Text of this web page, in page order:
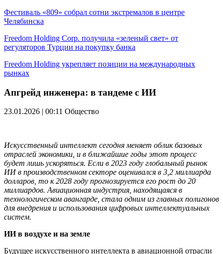
Фестиваль «809» собрал сотни экстремалов в центре
Челябинска
Freedom Holding Corp. получила «зеленый свет» от
регуляторов Турции на покупку банка
Freedom Holding укрепляет позиции на международных
рынках
Апгрейд инженера: в тандеме с ИИ
23.01.2026 | 00:11 Общество
Искусственный интеллект сегодня меняет облик базовых
отраслей экономики, и в ближайшие годы этот процесс
будет лишь ускоряться. Если в 2023 году глобальный рынок
ИИ в производственном секторе оценивался в 3,2 миллиарда
долларов, то к 2028 году прогнозируется его рост до 20
миллиардов. Авиационная индустрия, находящаяся в
технологическом авангарде, стала одним из главных полигонов
для внедрения и использования цифровых интеллектуальных
систем.
ИИ в воздухе и на земле
Будущее искусственного интеллекта в авиационной отрасли